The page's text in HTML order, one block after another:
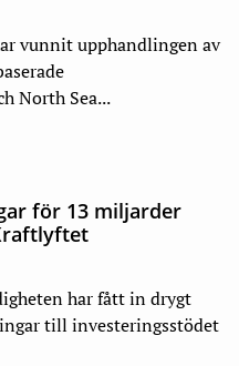
vunnit upphandlingen av
North Sea...
för 13 miljarder
har fått in drygt
till investeringsstödet